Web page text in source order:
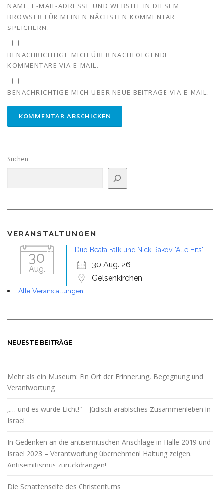
NAME, E-MAIL-ADRESSE UND WEBSITE IN DIESEM
BROWSER FÜR MEINEN NÄCHSTEN KOMMENTAR
SPEICHERN.
BENACHRICHTIGE MICH ÜBER NACHFOLGENDE
KOMMENTARE VIA E-MAIL.
BENACHRICHTIGE MICH ÜBER NEUE BEITRÄGE VIA E-MAIL.
Suchen
VERANSTALTUNGEN
30
Aug.
Duo Beata Falk und Nick Rakov "Alle Hits"
30 Aug. 26
Gelsenkirchen
Alle Veranstaltungen
NEUESTE BEITRÄGE
Mehr als ein Museum: Ein Ort der Erinnerung, Begegnung und
Verantwortung
„… und es wurde Licht!“ – Jüdisch-arabisches Zusammenleben in
Israel
In Gedenken an die antisemitischen Anschläge in Halle 2019 und
Israel 2023 – Verantwortung übernehmen! Haltung zeigen.
Antisemitismus zurückdrängen!
Die Schattenseite des Christentums